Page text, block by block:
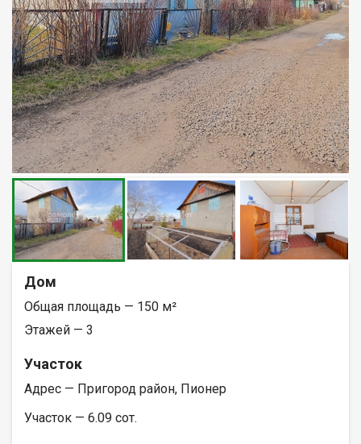
Дом
Общая площадь — 150 м²
Этажей — 3
Участок
Адрес — Пригород район, Пионер
Участок — 6.09 сот.